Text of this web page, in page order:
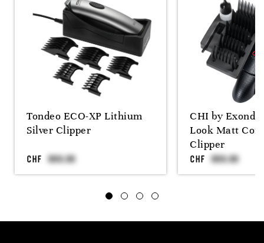
Tondeo ECO-XP Lithium
Silver Clipper
CHF
CHI by Exonda
Look Matt
Clipper
CHF